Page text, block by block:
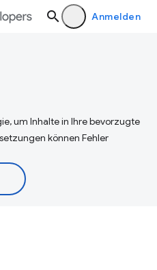
Anmelden
um Inhalte in Ihre bevorzugte
können Fehler